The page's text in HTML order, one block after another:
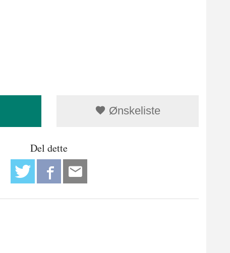
Ønskeliste
Del dette